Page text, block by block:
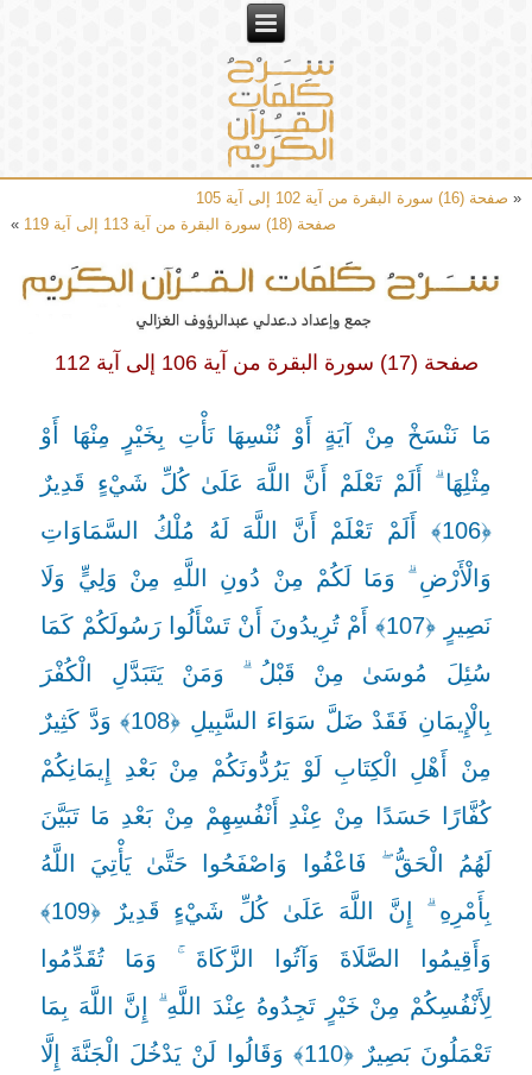
« صفحة (16) سورة البقرة من آية 102 إلى آية 105
صفحة (18) سورة البقرة من آية 113 إلى آية 119
»
صفحة (17) سورة البقرة من آية 106 إلى آية 112
مَا نَنْسَخْ مِنْ آيَةٍ أَوْ نُنْسِهَا نَأْتِ بِخَيْرٍ مِنْهَا أَوْ
مِثْلِهَا ۗ أَلَمْ تَعْلَمْ أَنَّ اللَّهَ عَلَىٰ كُلِّ شَيْءٍ قَدِيرٌ
﴿106﴾ أَلَمْ تَعْلَمْ أَنَّ اللَّهَ لَهُ مُلْكُ السَّمَاوَاتِ
وَالْأَرْضِ ۗ وَمَا لَكُمْ مِنْ دُونِ اللَّهِ مِنْ وَلِيٍّ وَلَا
نَصِيرٍ ﴿107﴾ أَمْ تُرِيدُونَ أَنْ تَسْأَلُوا رَسُولَكُمْ كَمَا
سُئِلَ مُوسَىٰ مِنْ قَبْلُ ۗ وَمَنْ يَتَبَدَّلِ الْكُفْرَ
بِالْإِيمَانِ فَقَدْ ضَلَّ سَوَاءَ السَّبِيلِ ﴿108﴾ وَدَّ كَثِيرٌ
مِنْ أَهْلِ الْكِتَابِ لَوْ يَرُدُّونَكُمْ مِنْ بَعْدِ إِيمَانِكُمْ
كُفَّارًا حَسَدًا مِنْ عِنْدِ أَنْفُسِهِمْ مِنْ بَعْدِ مَا تَبَيَّنَ
لَهُمُ الْحَقُّ ۖ فَاعْفُوا وَاصْفَحُوا حَتَّىٰ يَأْتِيَ اللَّهُ
بِأَمْرِهِ ۗ إِنَّ اللَّهَ عَلَىٰ كُلِّ شَيْءٍ قَدِيرٌ ﴿109﴾
وَأَقِيمُوا الصَّلَاةَ وَآتُوا الزَّكَاةَ ۚ وَمَا تُقَدِّمُوا
لِأَنْفُسِكُمْ مِنْ خَيْرٍ تَجِدُوهُ عِنْدَ اللَّهِ ۗ إِنَّ اللَّهَ بِمَا
تَعْمَلُونَ بَصِيرٌ ﴿110﴾ وَقَالُوا لَنْ يَدْخُلَ الْجَنَّةَ إِلَّا